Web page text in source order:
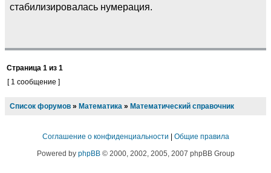
стабилизировалась нумерация.
Страница 1 из 1
[ 1 сообщение ]
Список форумов » Математика » Математический справочник
Соглашение о конфиденциальности
Общие правила
Powered by phpBB© 2000, 2002, 2005, 2007 phpBB Group